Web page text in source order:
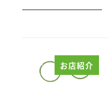
お店紹介